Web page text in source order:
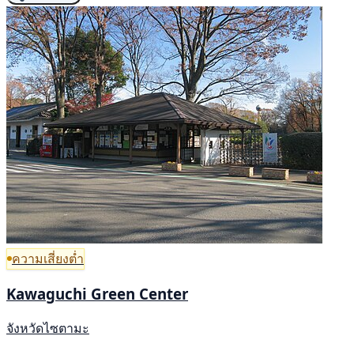
ความเสี่ยงต่ำ
Kawaguchi Green Center
จังหวัดไซตามะ